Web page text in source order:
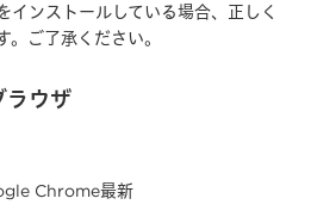
インストールしている場合、正しく
ご了承ください。
ラウザ
Chrome最新